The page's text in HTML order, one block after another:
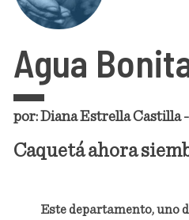
Agua
por: Diana Estrella Castilla
Caquetá ahora
Este departamento, uno